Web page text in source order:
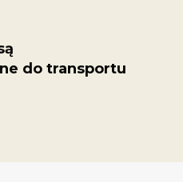
do transportu